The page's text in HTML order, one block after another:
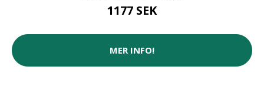
1177 SEK
MER INFO!